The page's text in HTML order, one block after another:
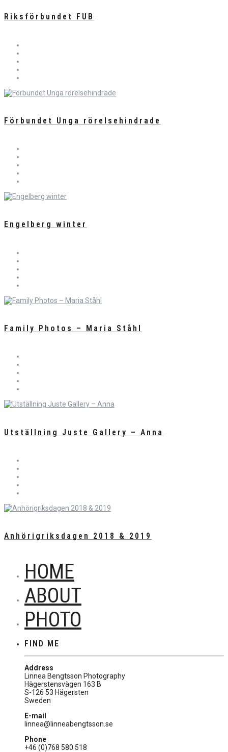
Riksförbundet FUB
Förbundet Unga rörelsehindrade
Engelberg winter
Family Photos – Maria Ståhl
Utställning Juste Gallery – Anna
Anhörigriksdagen 2018 & 2019
HOME
ABOUT
PHOTO
FIND ME
Address
Linnea Bengtsson Photography
Hägerstensvägen 163 B
S-126 53 Hägersten
Sweden
E-mail
linnea@linneabengtsson.se
Phone
+46 (0)768 580 518